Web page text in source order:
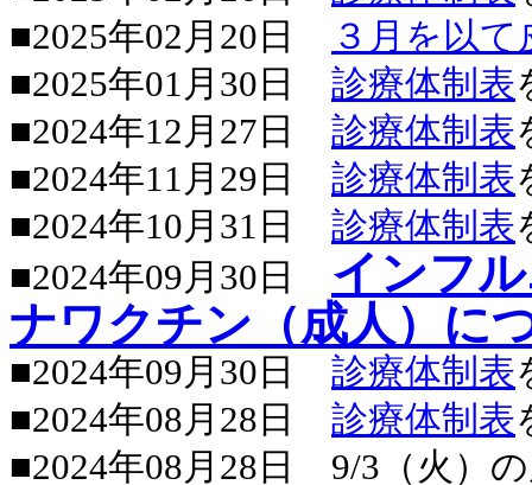
■2025年02月20日
３月を以
■2025年01月30日 診療体制表
■2024年12月27日 診療体制表
■2024年11月29日 診療体制表
■2024年10月31日 診療体制表
■2024年09月30日 インフ
ナワクチン（成人）に
■2024年09月30日 診療体制表
■2024年08月28日 診療体制表
■2024年08月28日 9/3（火）